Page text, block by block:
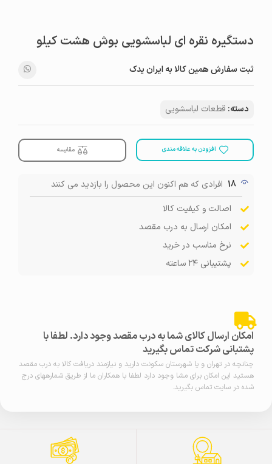
دستگیره نقره ای لباسشویی بوش هشت کیلو
ثبت سفارش همین کالا به ایران یدک
دسته: قطعات لباسشویی
افزودن به علاقه مندی مقایسه
18 افرادی که هم اکنون این محصول را بازدید می کنند
اصالت و کیفیت کالا
امکان ارسال به درب مقصد
نرخ مناسب در خرید
پشتیبانی ۲۴ ساعته
امکان ارسال کالای شما به درب مقصد وجود دارد. لطفا با
پشتبانی شرکت تماس بگیرید
چنانچه در تهران و یا شهرستان سکونت دارید و نیازمند دریافت کالا به درب مقصد
هستید این امکان برای مشا وجود دارد لطفا با همکاران ما از طریق شمارههای درج
شده در سایت تماس بگیرید.